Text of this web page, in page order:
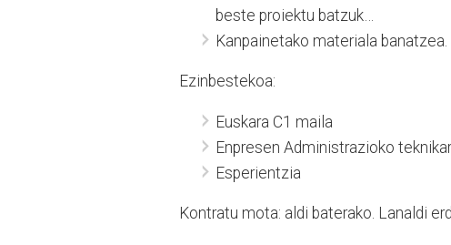
beste proiektu batzuk…
Kanpainetako materiala banatzea.
Ezinbestekoa:
Euskara C1 maila
Enpresen Administrazioko
Esperientzia
Kontratu mota: aldi baterako. Lanaldi